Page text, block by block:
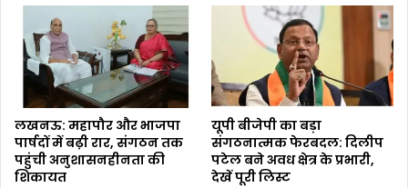
लखनऊ: महापौर और भाजपा
पार्षदों में बढ़ी रार, संगठन तक
पहुंची अनुशासनहीनता की
शिकायत
यूपी बीजेपी का बड़ा
संगठनात्मक फेरबदल: दिलीप
पटेल बने अवध क्षेत्र के प्रभारी,
देखें पूरी लिस्ट